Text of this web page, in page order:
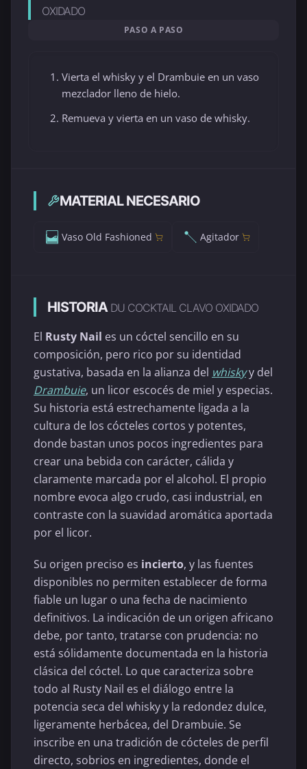
OXIDADO
PASO A PASO
Vierta el whisky y el Drambuie en un vaso
mezclador lleno de hielo.
Remueva y vierta en un vaso de whisky.
MATERIAL NECESARIO
Vaso Old Fashioned Agitador
HISTORIA DU COCKTAIL CLAVO OXIDADO
El Rusty Nail es un cóctel sencillo en su
composición, pero rico por su identidad
gustativa, basada en la alianza del whiskyy del
Drambuie, un licor escocés de miel y especias.
Su historia está estrechamente ligada a la
cultura de los cócteles cortos y potentes,
donde bastan unos pocos ingredientes para
crear una bebida con carácter, cálida y
claramente marcada por el alcohol. El propio
nombre evoca algo crudo, casi industrial, en
contraste con la suavidad aromática aportada
por el licor.
Su origen preciso es incierto, y las fuentes
disponibles no permiten establecer de forma
fiable un lugar o una fecha de nacimiento
definitivos. La indicación de un origen africano
debe, por tanto, tratarse con prudencia: no
está sólidamente documentada en la historia
clásica del cóctel. Lo que caracteriza sobre
todo al Rusty Nail es el diálogo entre la
potencia seca del whisky y la redondez dulce,
ligeramente herbácea, del Drambuie. Se
inscribe en una tradición de cócteles de perfil
directo, sobrios en ingredientes, donde el